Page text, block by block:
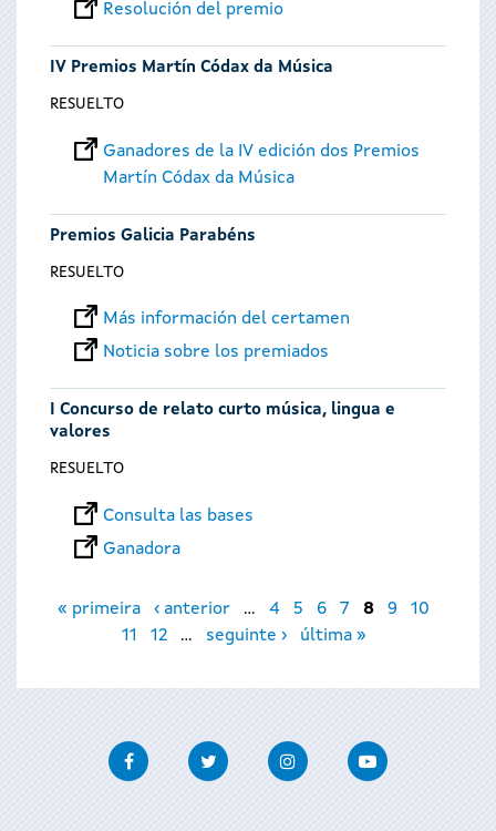
Resolución del premio
IV Premios Martín Códax da Música
RESUELTO
Ganadores de la IV edición dos Premios
Martín Códax da Música
Premios Galicia Parabéns
RESUELTO
Más información del certamen
Noticia sobre los premiados
I Concurso de relato curto música, lingua e
valores
RESUELTO
Consulta las bases
Ganadora
Páginas
« primeira ‹ anterior … 4 5 6 7 8 9
10
11
12 … seguinte › última »
FacebookTwitter InstagramYoutube